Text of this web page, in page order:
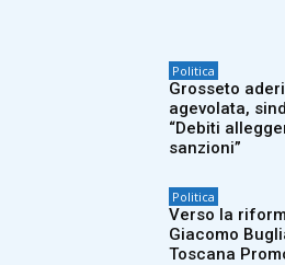
Politica
Grosseto
agevolata,
“Debiti
sanzioni”
Politica
Verso la
Giacomo
Toscana